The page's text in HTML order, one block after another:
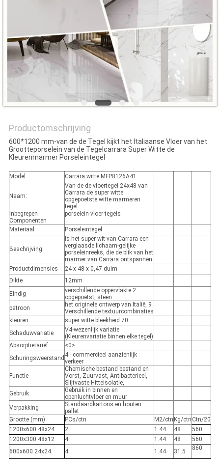
Productomschrijving
600*1200 mm-van de de Tegel kijkt het Italiaanse Vloer van het
Grootteporselein van de Tegelcarrara Super Witte de
Kleurenmarmer Porseleintegel
Model Carrara witte MFP8126A41
Naam:
Van de de vloertegel 24x48 van
Carrara de super witte
opgepoetste witte marmeren
tegel
Inbegrepen
Componenten
porselein-vloer-tegels
Materiaal Porseleintegel
Beschrijving
Is het super wit van Carrara een
verglaasde lichaam-gelijke
porseleinreeks, die de blik van het
marmer van Carrara ontspannen
Productdimensies
24 x 48 x 0,47 duim
Dikte
12mm
Eindig
verschillende oppervlakte 2:
opgepoetst, steen
patroon
het originele ontwerp van Italië, 9
Verschillende textuurcombinaties
kleuren
super witte bleekheid 70
Schaduwvariatie
V4-wezenlijk variatie
(Kleurenvariatie binnen elke tegel)
Absorptietarief
<0>
Schuringsweerstand 4 - commercieel aanzienlijk
verkeer
Functie
Chemische bestand bestand en
Vorst, Zuurvast, Antibacterieel,
Slijtvaste Hitteisolatie,
Gebruik
Gebruik in binnen en
openluchtvloer en muur
Verpakking
Standaardkartons en houten
pallet
Grootte (mm)
PCs/ctn M2/ctn Kg/ctn Ctn/20
1200x600 48x24
2 1.44 48
560
1200x300 48x12
4 1.44 48
560
600x600 24x24
4 1.44 31.5 860